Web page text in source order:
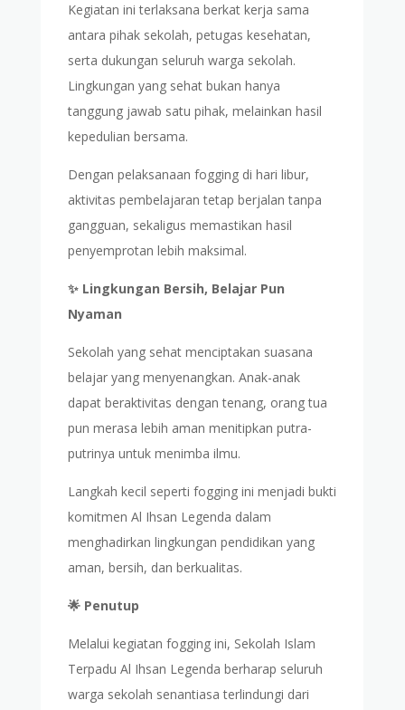
Kegiatan ini terlaksana berkat kerja sama
antara pihak sekolah, petugas kesehatan,
serta dukungan seluruh warga sekolah.
Lingkungan yang sehat bukan hanya
tanggung jawab satu pihak, melainkan hasil
kepedulian bersama.
Dengan pelaksanaan fogging di hari libur,
aktivitas pembelajaran tetap berjalan tanpa
gangguan, sekaligus memastikan hasil
penyemprotan lebih maksimal.
✨ Lingkungan Bersih, Belajar Pun
Nyaman
Sekolah yang sehat menciptakan suasana
belajar yang menyenangkan. Anak-anak
dapat beraktivitas dengan tenang, orang tua
pun merasa lebih aman menitipkan putra-
putrinya untuk menimba ilmu.
Langkah kecil seperti fogging ini menjadi bukti
komitmen Al Ihsan Legenda dalam
menghadirkan lingkungan pendidikan yang
aman, bersih, dan berkualitas.
🌟 Penutup
Melalui kegiatan fogging ini, Sekolah Islam
Terpadu Al Ihsan Legenda berharap seluruh
warga sekolah senantiasa terlindungi dari